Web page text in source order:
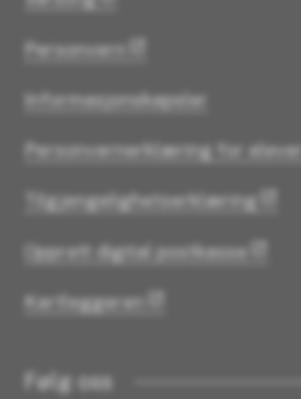
Personvern
Informasjonskapsler
Personvernerklæring for elever
Tilgjengelighetserklæring
Opprett digital postkasse
Kartleggeren
Følg oss